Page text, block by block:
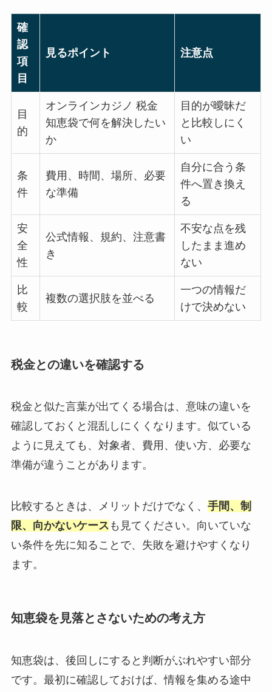
確
認
項
目
見るポイント 注意点
目
的
オンラインカジノ 税金
知恵袋で何を解決したい
か
目的が曖昧だ
と比較しにく
い
条
件
費用、時間、場所、必要
な準備
自分に合う条
件へ置き換え
る
安
全
性
公式情報、規約、注意書
き
不安な点を残
したまま進め
ない
比
較
複数の選択肢を並べる
一つの情報だ
けで決めない
税金との違いを確認する
税金と似た言葉が出てくる場合は、意味の違いを
確認しておくと混乱しにくくなります。似ている
ように見えても、対象者、費用、使い方、必要な
準備が違うことがあります。
比較するときは、メリットだけでなく、 手間、制
限、向かないケース も見てください。向いていな
い条件を先に知ることで、失敗を避けやすくなり
ます。
知恵袋を見落とさないための考え方
知恵袋は、後回しにすると判断がぶれやすい部分
です。最初に確認しておけば、情報を集める途中